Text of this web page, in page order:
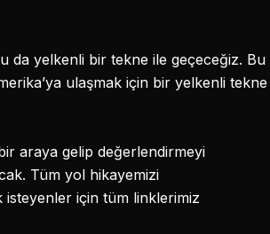
da yelkenli bir tekne ile geçeceğiz. Bu
ulaşmak için bir yelkenli tekne
araya gelip değerlendirmeyi
Tüm yol hikayemizi
isteyenler için tüm linklerimiz